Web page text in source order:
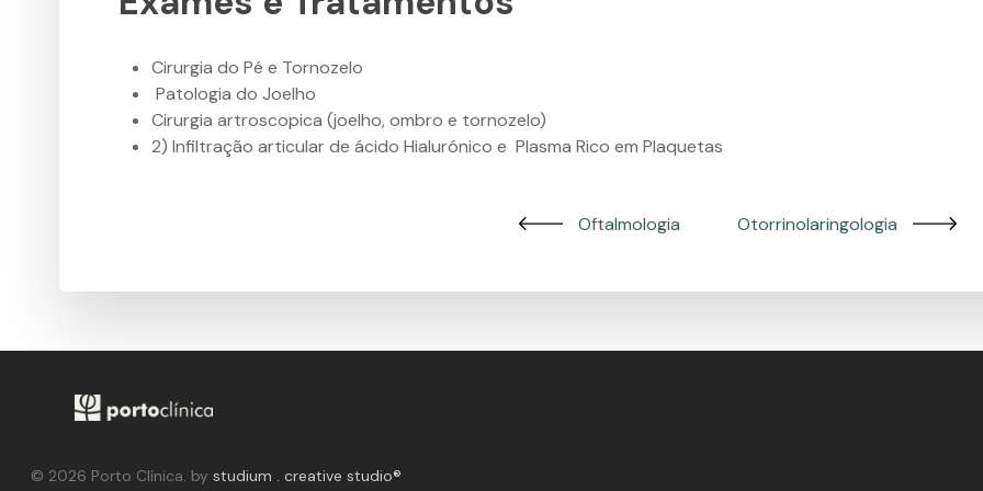
Cirurgia do Pé e Tornozelo
Patologia do Joelho
Cirurgia artroscopica (joelho, ombro e tornozelo)
2) lnfiltração articular de ácido Hialurónico e Plasma Rico em Plaquetas
Oftalmologia Otorrinolaringologia
© 2026 Porto Clínica. by studium . creative studio®